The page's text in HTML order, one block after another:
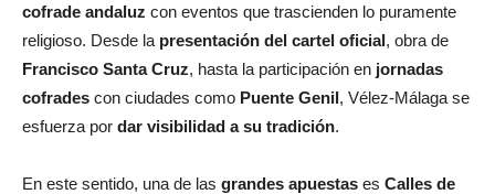
cofrade andaluz con eventos que trascienden lo puramente
religioso. Desde la presentación del cartel oficial, obra de
Francisco Santa Cruz, hasta la participación en jornadas
cofrades con ciudades como Puente Genil, Vélez-Málaga se
esfuerza por dar visibilidad a su tradición.
En este sentido, una de las grandes apuestas es Calles de